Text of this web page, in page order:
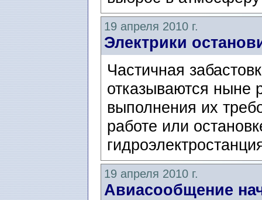
19 апреля 2010 г.
Электрики
Частичная
отказываются ныне
выполнения их
работе или
19 апреля 2010 г.
Авиасообщение